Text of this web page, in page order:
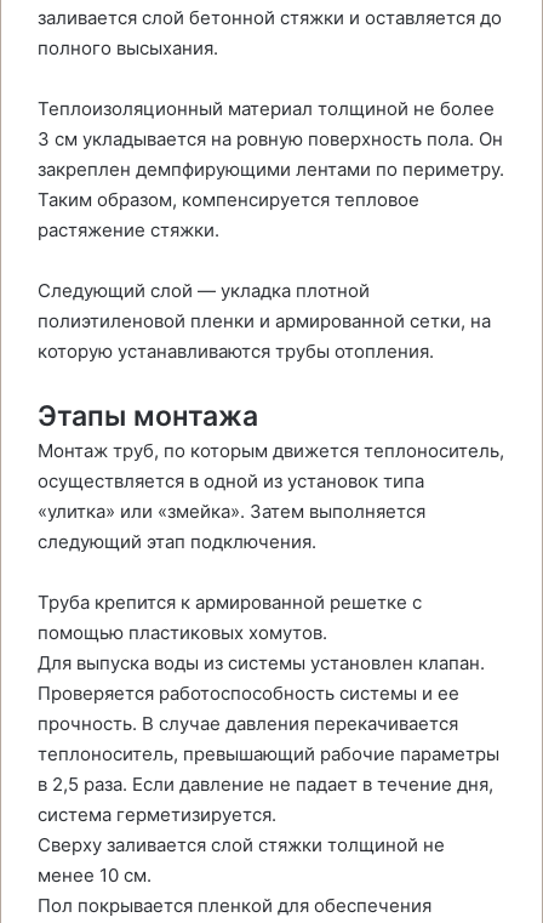
заливается слой бетонной стяжки и оставляется до
полного высыхания.
Теплоизоляционный материал толщиной не более
3 см укладывается на ровную поверхность пола. Он
закреплен демпфирующими лентами по периметру.
Таким образом, компенсируется тепловое
растяжение стяжки.
Следующий слой — укладка плотной
полиэтиленовой пленки и армированной сетки, на
которую устанавливаются трубы отопления.
Этапы монтажа
Монтаж труб, по которым движется теплоноситель,
осуществляется в одной из установок типа
«улитка» или «змейка». Затем выполняется
следующий этап подключения.
Труба крепится к армированной решетке с
помощью пластиковых хомутов.
Для выпуска воды из системы установлен клапан.
Проверяется работоспособность системы и ее
прочность. В случае давления перекачивается
теплоноситель, превышающий рабочие параметры
в 2,5 раза. Если давление не падает в течение дня,
система герметизируется.
Сверху заливается слой стяжки толщиной не
менее 10 см.
Пол покрывается пленкой для обеспечения